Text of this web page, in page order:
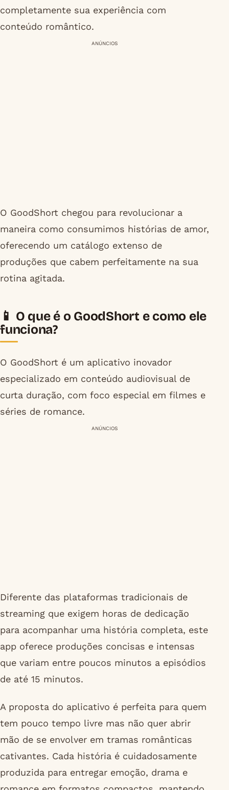
completamente sua experiência com
conteúdo romântico.
ANÚNCIOS
O GoodShort chegou para revolucionar a
maneira como consumimos histórias de amor,
oferecendo um catálogo extenso de
produções que cabem perfeitamente na sua
rotina agitada.
📱 O que é o GoodShort e como ele
funciona?
O GoodShort é um aplicativo inovador
especializado em conteúdo audiovisual de
curta duração, com foco especial em filmes e
séries de romance.
ANÚNCIOS
Diferente das plataformas tradicionais de
streaming que exigem horas de dedicação
para acompanhar uma história completa, este
app oferece produções concisas e intensas
que variam entre poucos minutos a episódios
de até 15 minutos.
A proposta do aplicativo é perfeita para quem
tem pouco tempo livre mas não quer abrir
mão de se envolver em tramas românticas
cativantes. Cada história é cuidadosamente
produzida para entregar emoção, drama e